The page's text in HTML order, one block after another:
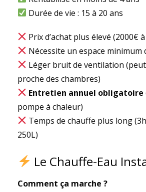
Durée de vie : 15 à 20 ans
Prix d’achat plus élevé (2000€
Nécessite un espace minimum
Léger bruit de ventilation
proche des chambres)
Entretien annuel obligatoire
pompe à chaleur)
Temps de chauffe plus long
250L)
Le Chauffe-Eau
Comment ça marche ?